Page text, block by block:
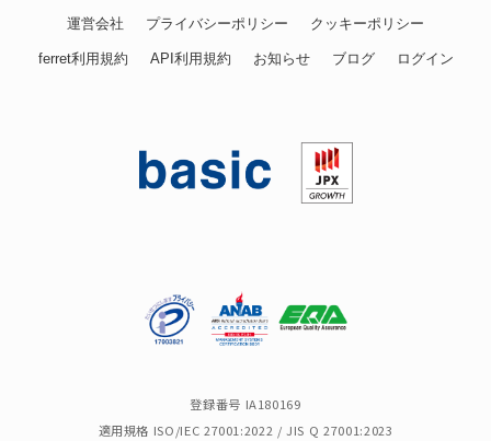
運営会社 プライバシーポリシー クッキーポリシー
ferret利用規約 API利用規約 お知らせ ブログ ログイン
登録番号 IA180169
適用規格 ISO/IEC 27001:2022 / JIS Q 27001:2023